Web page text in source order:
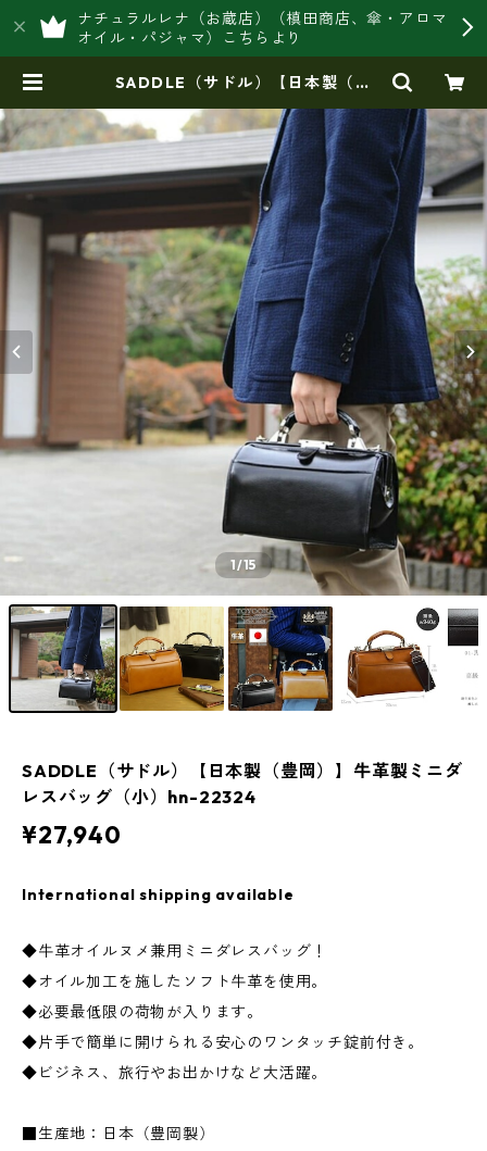
ナチュラルレナ（お蔵店）（槙田商店、傘・アロマ
オイル・パジャマ）こちらより
SADDLE（サドル）【日本製（豊
（小）hn-22324 | 豊岡製オリジナ
ルバッグ製造販売【日本製・バッグ
財布 専門店】レナ ジャパンメイ
ド ショップ
1/15
SADDLE（サドル）【日本製（豊岡）】牛革製ミニダ
レスバッグ（小）hn-22324
¥27,940
International shipping available
◆牛革オイルヌメ兼用ミニダレスバッグ！
◆オイル加工を施したソフト牛革を使用。
◆必要最低限の荷物が入ります。
◆片手で簡単に開けられる安心のワンタッチ錠前付き。
◆ビジネス、旅行やお出かけなど大活躍。
■生産地：日本（豊岡製）